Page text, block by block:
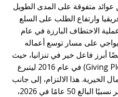
متفوقة على المدى الطويل
الطلب على السلع
الاختطاف البارزة في عام
على مسار توسع أعماله
فاعل خير في تنزانيا، حيث
وقع على تعهد العطاء (Giving Pledge) في عام 2016 ليتبرع
هذا الالتزام، إلى جانب
نجاحه التجاري وعمره الصغير نسبيًا البالغ 50 عامًا في 2026،